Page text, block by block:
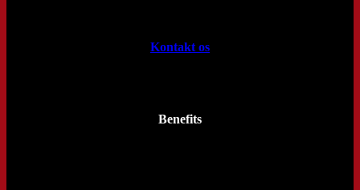
Kontakt os
Benefits